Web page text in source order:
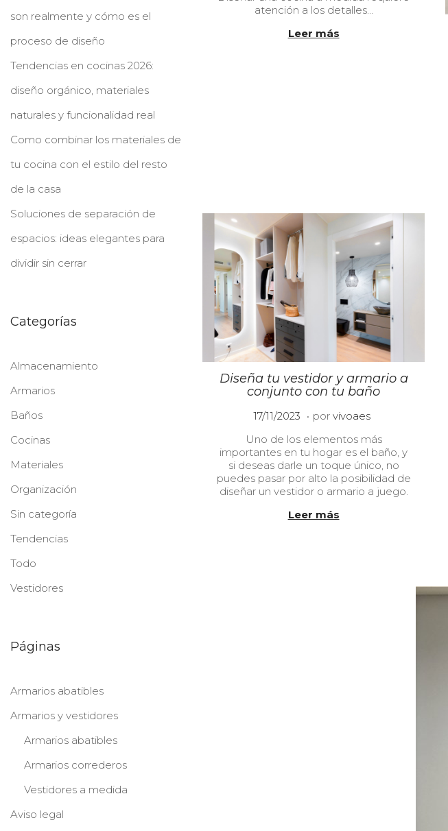
0
/
atención a los detalles…
Leer más
Diseña tu vestidor y armario a
conjunto con tu baño
P
b
l
i
c
a
17/11/2023 1
/
0
1
/
2
2
. por vivoaes
Uno de los elementos más
importantes en tu hogar es el baño, y
si deseas darle un toque único, no
puedes pasar por alto la posibilidad de
diseñar un vestidor o armario a juego.
Leer más
son realmente y cómo es el
proceso de diseño
Tendencias en cocinas 2026:
diseño orgánico, materiales
naturales y funcionalidad real
Como combinar los materiales de
tu cocina con el estilo del resto
de la casa
Soluciones de separación de
espacios: ideas elegantes para
dividir sin cerrar
Categorías
Almacenamiento
Armarios
Baños
Cocinas
Materiales
Organización
Sin categoría
Tendencias
Todo
Vestidores
Páginas
Armarios abatibles
Armarios y vestidores
Armarios abatibles
Armarios correderos
Vestidores a medida
Aviso legal